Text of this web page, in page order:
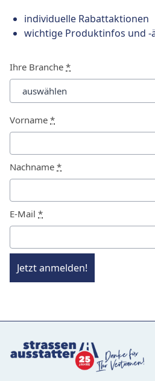
individuelle Rabattaktionen
wichtige Produktinfos und -
Ihre Branche *
Vorname *
Nachname *
E-Mail *
Jetzt anmelden!